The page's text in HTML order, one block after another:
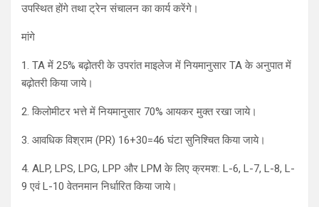
उपस्थित होंगे तथा ट्रेन संचालन का कार्य करेंगे।
मांगे
1. TA में 25% बढ़ोतरी के उपरांत माइलेज में नियमानुसार TA के अनुपात में
बढ़ोतरी किया जाये।
2. किलोमीटर भत्ते में नियमानुसार 70% आयकर मुक्त रखा जाये।
3. आवधिक विश्राम (PR) 16+30=46 घंटा सुनिश्चित किया जाये।
4. ALP, LPS, LPG, LPP और LPM के लिए क्रमश: L-6, L-7, L-8, L-
9 एवं L-10 वेतनमान निर्धारित किया जाये।